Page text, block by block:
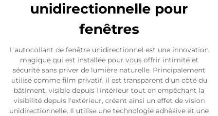
unidirectionnelle pour
fenêtres
L'autocollant de fenêtre unidirectionnel est une innovation
magique qui est installée pour vous offrir intimité et
sécurité sans priver de lumière naturelle. Principalement
utilisé comme film privatif, il est transparent d'un côté du
bâtiment, visible depuis l'intérieur tout en empêchant la
visibilité depuis l'extérieur, créant ainsi un effet de vision
unidirectionnelle. Il utilise une technologie adhésive et une